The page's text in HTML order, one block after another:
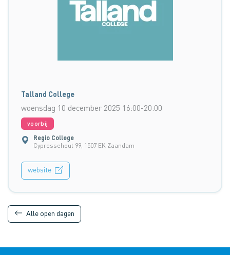
Talland College
woensdag 10 december 2025 16:00-20:00
voorbij
Regio College
Cypressehout 99, 1507 EK Zaandam
website
Alle open dagen